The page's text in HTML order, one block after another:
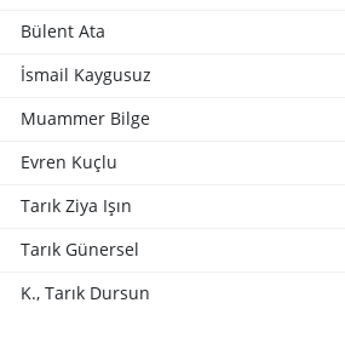
Bülent Ata
İsmail Kaygusuz
Muammer Bilge
Evren Kuçlu
Tarık Ziya Işın
Tarık Günersel
K., Tarık Dursun